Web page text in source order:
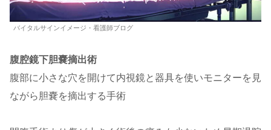
バイタルサインイメージ・看護師ブログ
腹腔鏡下胆嚢摘出術
腹部に小さな穴を開けて内視鏡と器具を使いモニターを見
ながら胆嚢を摘出する手術